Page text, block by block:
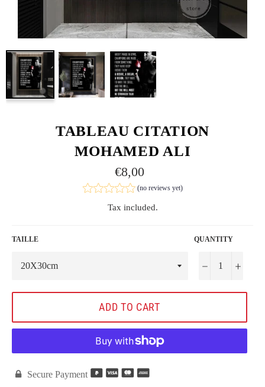
TABLEAU CITATION
MOHAMED ALI
€8,00
(no reviews yet)
Tax included.
TAILLE QUANTITY
− +
ADD TO CART
 Secure Payment